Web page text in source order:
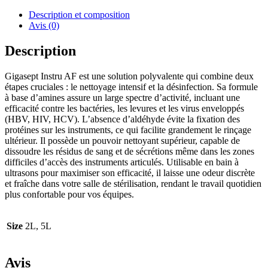
Description et composition
Avis (0)
Description
Gigasept Instru AF est une solution polyvalente qui combine deux
étapes cruciales : le nettoyage intensif et la désinfection. Sa formule
à base d’amines assure un large spectre d’activité, incluant une
efficacité contre les bactéries, les levures et les virus enveloppés
(HBV, HIV, HCV). L’absence d’aldéhyde évite la fixation des
protéines sur les instruments, ce qui facilite grandement le rinçage
ultérieur. Il possède un pouvoir nettoyant supérieur, capable de
dissoudre les résidus de sang et de sécrétions même dans les zones
difficiles d’accès des instruments articulés. Utilisable en bain à
ultrasons pour maximiser son efficacité, il laisse une odeur discrète
et fraîche dans votre salle de stérilisation, rendant le travail quotidien
plus confortable pour vos équipes.
Size 2L, 5L
Avis